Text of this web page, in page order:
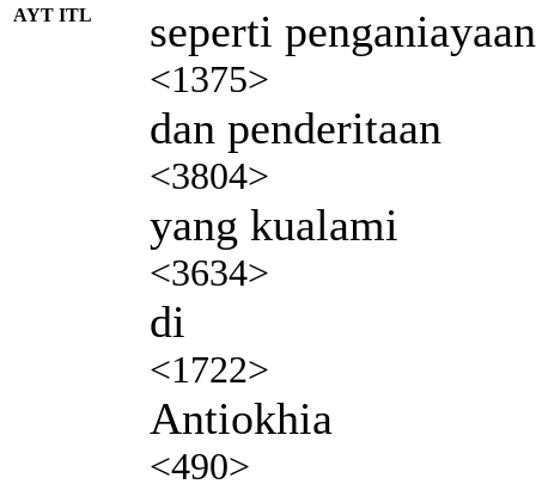
AYT ITL seperti penganiayaan
<1375>
dan penderitaan
<3804>
yang kualami
<3634>
di
<1722>
Antiokhia
<490>